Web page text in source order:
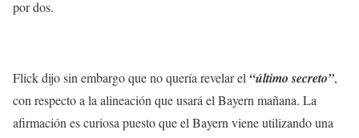
por dos.
Flick dijo sin embargo que no quería revelar el “último secreto”,
con respecto a la alineación que usará el Bayern mañana. La
afirmación es curiosa puesto que el Bayern viene utilizando una